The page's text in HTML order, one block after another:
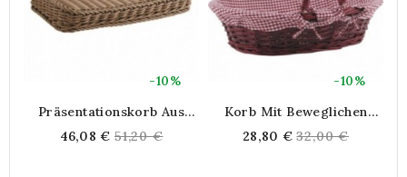
-10%
Präsentationskorb Aus
31 X 6-10
46,08 € Regular
51,20 €
-10%
Korb Mit Beweglichen
28,80 € Regular
32,00 €